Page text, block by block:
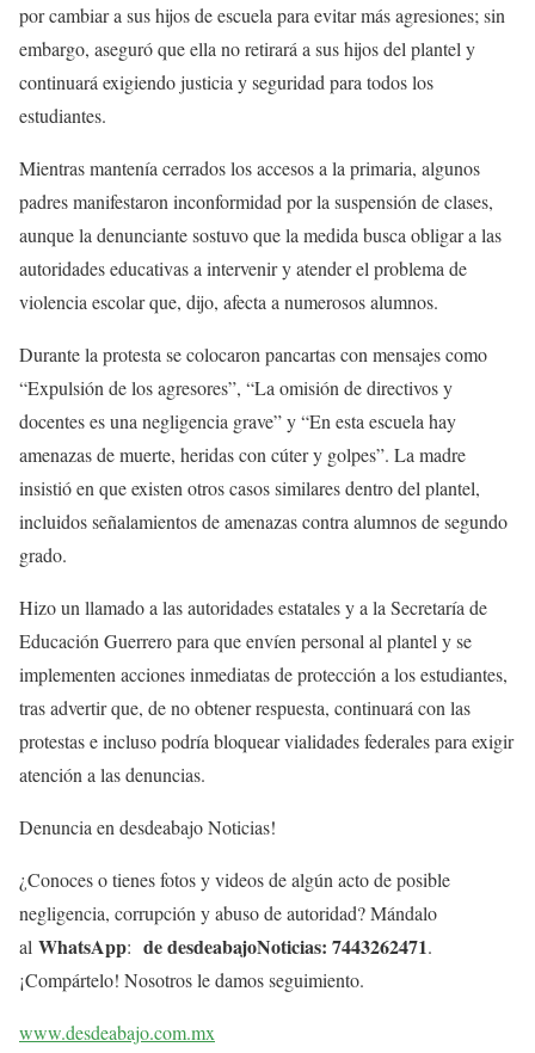
por cambiar a sus hijos de escuela para evitar más agresiones; sin
embargo, aseguró que ella no retirará a sus hijos del plantel y
continuará exigiendo justicia y seguridad para todos los
estudiantes.
Mientras mantenía cerrados los accesos a la primaria, algunos
padres manifestaron inconformidad por la suspensión de clases,
aunque la denunciante sostuvo que la medida busca obligar a las
autoridades educativas a intervenir y atender el problema de
violencia escolar que, dijo, afecta a numerosos alumnos.
Durante la protesta se colocaron pancartas con mensajes como
“Expulsión de los agresores”, “La omisión de directivos y
docentes es una negligencia grave” y “En esta escuela hay
amenazas de muerte, heridas con cúter y golpes”. La madre
insistió en que existen otros casos similares dentro del plantel,
incluidos señalamientos de amenazas contra alumnos de segundo
grado.
Hizo un llamado a las autoridades estatales y a la Secretaría de
Educación Guerrero para que envíen personal al plantel y se
implementen acciones inmediatas de protección a los estudiantes,
tras advertir que, de no obtener respuesta, continuará con las
protestas e incluso podría bloquear vialidades federales para exigir
atención a las denuncias.
Denuncia en desdeabajo Noticias!
¿Conoces o tienes fotos y videos de algún acto de posible
negligencia, corrupción y abuso de autoridad? Mándalo
al WhatsApp: de desdeabajoNoticias: 7443262471.
¡Compártelo! Nosotros le damos seguimiento.
www.desdeabajo.com.mx